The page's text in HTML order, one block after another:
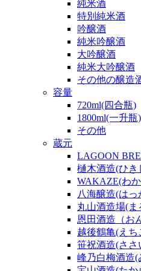
純米酒
特別純米酒
吟醸酒
純米吟醸酒
大吟醸酒
純米大吟醸酒
その他の醸造
容量
720ml(四合瓶)
1800ml(一升瓶)
その他
蔵元
LAGOON
樋木酒造(ひき
WAKAZE(わ
八海醸造(は
丸山酒造場(
恩田酒造（お
越後鶴亀(えち
笹祝酒造(ささ
峰乃白梅酒造